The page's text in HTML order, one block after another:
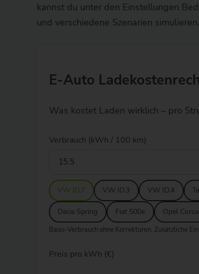
kannst du unter den Einstellungen
und verschiedene Szenarien simulieren.